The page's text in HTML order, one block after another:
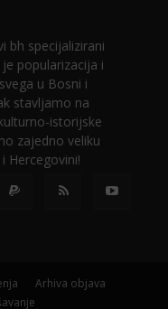
bh specijalizirani
popularizacija i
u Bosni i
stavljamo na
istorijske
zajedno veliku
Hercegovini!
Arhiva objava